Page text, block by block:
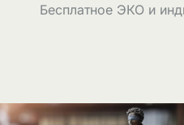
Бесплатное ЭКО и